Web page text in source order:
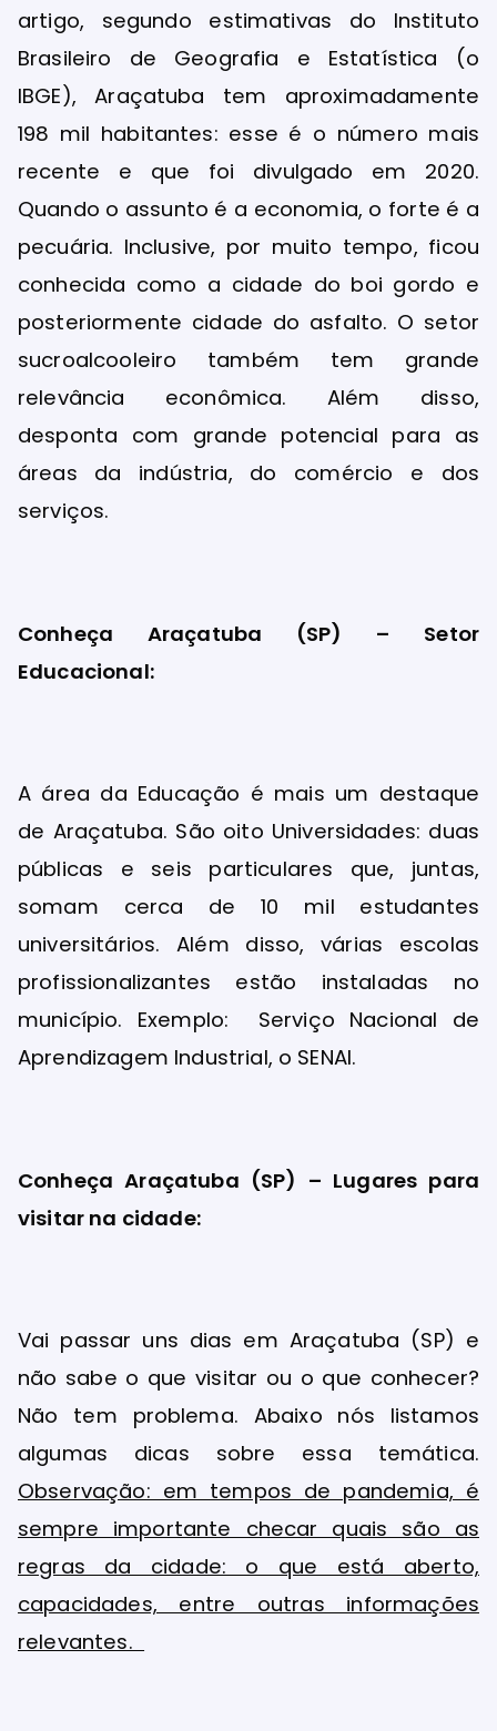
artigo, segundo estimativas do Instituto
Brasileiro de Geografia e Estatística (o
IBGE), Araçatuba tem aproximadamente
198 mil habitantes: esse é o número mais
recente e que foi divulgado em 2020.
Quando o assunto é a economia, o forte é a
pecuária. Inclusive, por muito tempo, ficou
conhecida como a cidade do boi gordo e
posteriormente cidade do asfalto. O setor
sucroalcooleiro também tem grande
relevância econômica. Além disso,
desponta com grande potencial para as
áreas da indústria, do comércio e dos
serviços.
Conheça Araçatuba (SP) – Setor
Educacional:
A área da Educação é mais um destaque
de Araçatuba. São oito Universidades: duas
públicas e seis particulares que, juntas,
somam cerca de 10 mil estudantes
universitários. Além disso, várias escolas
profissionalizantes estão instaladas no
município. Exemplo: Serviço Nacional de
Aprendizagem Industrial, o SENAI.
Conheça Araçatuba (SP) – Lugares para
visitar na cidade:
Vai passar uns dias em Araçatuba (SP) e
não sabe o que visitar ou o que conhecer?
Não tem problema. Abaixo nós listamos
algumas dicas sobre essa temática.
Observação: em tempos de pandemia, é
sempre importante checar quais são as
regras da cidade: o que está aberto,
capacidades, entre outras informações
relevantes.